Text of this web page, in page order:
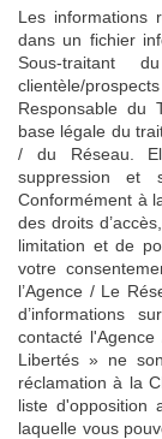
Les informations
dans un fichier
Sous-traitant
clientèle/
Responsable du
base légale du
/ du Réseau.
suppression et
Conformément à
des droits
limitation et de
votre
l’Agence / Le
d’informations
contacté
Libertés » ne
réclamation à la
liste d'opposition
laquelle vous